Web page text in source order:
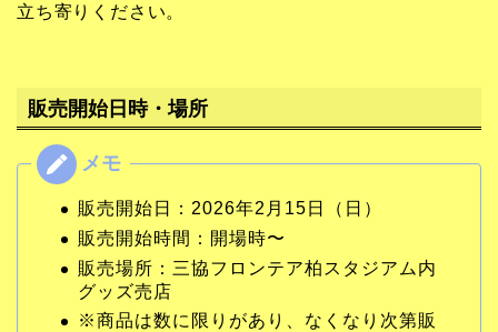
立ち寄りください。
販売開始日時・場所
販売開始日：2026年2月15日（日）
販売開始時間：開場時〜
販売場所：三協フロンテア柏スタジアム内
グッズ売店
※商品は数に限りがあり、なくなり次第販